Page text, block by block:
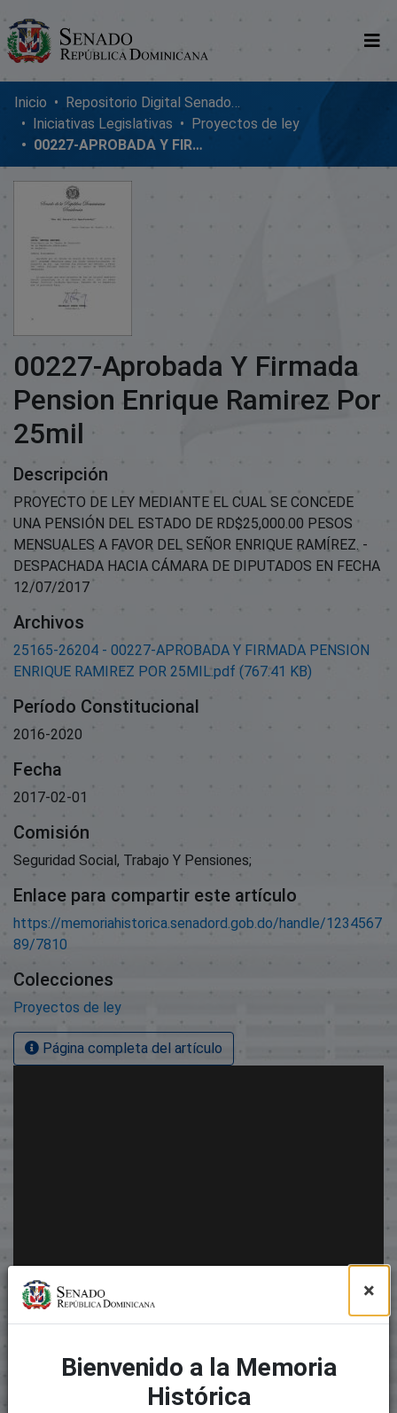
Comunidades
Glosario
Nosotros
Inicio
Repositorio Digital SenadoRD
Iniciativas Legislativas
Proyectos de ley
00227-APROBADA Y FIRMADA PENSION ENRIQUE RAMIREZ POR 25MIL
00227-Aprobada Y Firmada
Pension Enrique Ramirez Por
25mil
Descripción
PROYECTO DE LEY MEDIANTE EL CUAL SE CONCEDE
UNA PENSIÓN DEL ESTADO DE RD$25,000.00 PESOS
MENSUALES A FAVOR DEL SEÑOR ENRIQUE RAMÍREZ. -
DESPACHADA HACIA CÁMARA DE DIPUTADOS EN FECHA
12/07/2017
Archivos
25165-26204 - 00227-APROBADA Y FIRMADA PENSION
ENRIQUE RAMIREZ POR 25MIL.pdf (767.41 KB)
Período Constitucional
2016-2020
Fecha
2017-02-01
Comisión
Seguridad Social, Trabajo Y Pensiones;
Enlace para compartir este artículo
https://memoriahistorica.senadord.gob.do/handle/1234567
89/7810
Colecciones
Proyectos de ley
Página completa del artículo
×
Bienvenido a la Memoria
Histórica